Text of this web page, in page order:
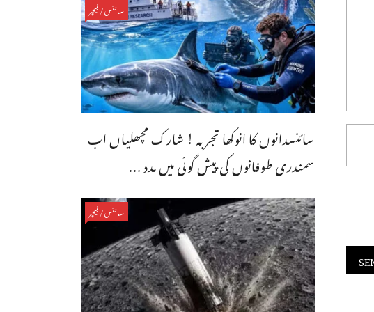
سائنس/فیچر
سائنسدانوں کا انوکھا تجربہ ! شارک مچھلیاں اب
سمندری طوفانوں کی پیش گوئی میں مدد ...
سائنس/فیچر